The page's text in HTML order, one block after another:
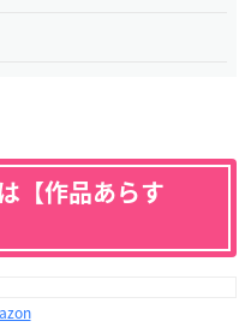
【作品あらす